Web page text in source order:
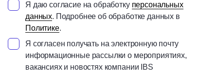
Я даю согласие на обработку персональных
данных. Подробнее об обработке данных в
Политике.
Я согласен получать на электронную почту
информационные рассылки о мероприятиях,
вакансиях и новостях компании IBS